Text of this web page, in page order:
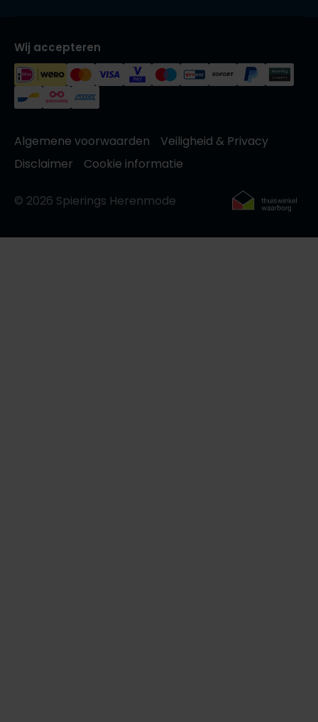
Wij accepteren
Algemene voorwaarden
Veiligheid & Privacy
Disclaimer
Cookie informatie
© 2026 Spierings Herenmode